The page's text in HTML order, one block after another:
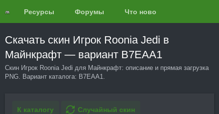
Ресурсы Форумы Что нового?
Скачать скин Игрок Roonia Jedi в
Майнкрафт — вариант B7EAA1
Скин Игрок Roonia Jedi для Майнкрафт: описание и прямая загрузка
PNG. Вариант каталога: B7EAA1.
К каталогу Случайный скин